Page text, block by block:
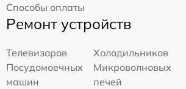
Способы оплаты
Ремонт устройств
Телевизоров
Холодильников
Посудомоечных
машин
Микроволновых
печей